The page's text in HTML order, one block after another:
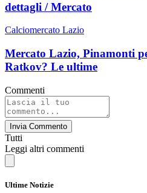
dettagli / Mercato
Calciomercato Lazio
Mercato Lazio, Pinamonti
Ratkov? Le ultime
Commenti
Invia Commento
Tutti
Leggi altri commenti
Ultime Notizie